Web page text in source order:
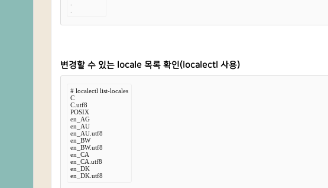
변경할 수 있는 locale 목록 확인(localectl 사용)
# localectl list-locales
C
C.utf8
POSIX
en_AG
en_AU
en_AU.utf8
en_BW
en_BW.utf8
en_CA
en_CA.utf8
en_DK
en_DK.utf8